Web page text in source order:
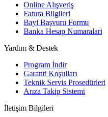
Online Alışveriş
Fatura Bilgileri
Bayi Başvuru Formu
Banka Hesap Numaralari
Yardım & Destek
Program İndir
Garanti Koşulları
Teknik Servis Prosedürleri
Arıza Takip Sistemi
İletişim Bilgileri